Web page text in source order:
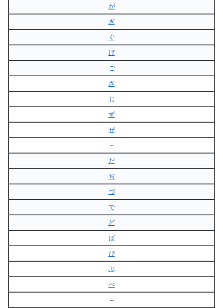
が
ぎ
ぐ
げ
ご
ざ
じ
ず
ぜ
–
だ
ぢ
づ
で
ど
ば
び
ぶ
べ
–